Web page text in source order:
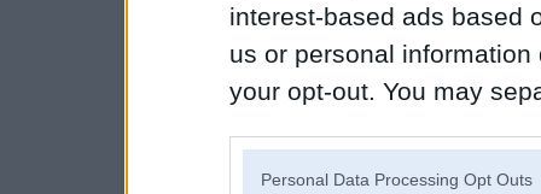
interest-based ads based
us or personal
your opt-out. You may
Personal Data Processing Opt Outs